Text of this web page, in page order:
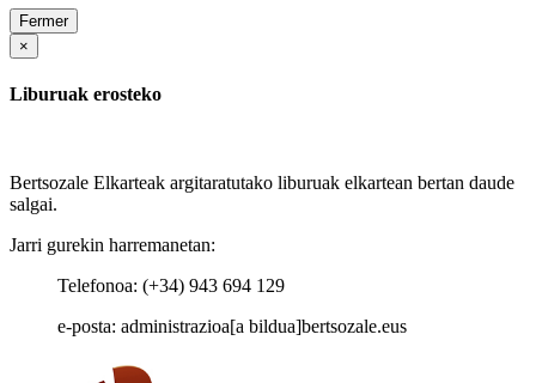
Fermer
×
Liburuak erosteko
Bertsozale Elkarteak argitaratutako liburuak elkartean bertan daude
salgai.
Jarri gurekin harremanetan:
Telefonoa: (+34) 943 694 129
e-posta: administrazioa[a bildua]bertsozale.eus